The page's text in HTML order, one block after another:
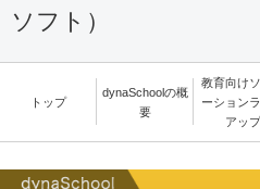
ソフト）
トップ
dynaSchoolの概
要
教育向け
ーション
アップ